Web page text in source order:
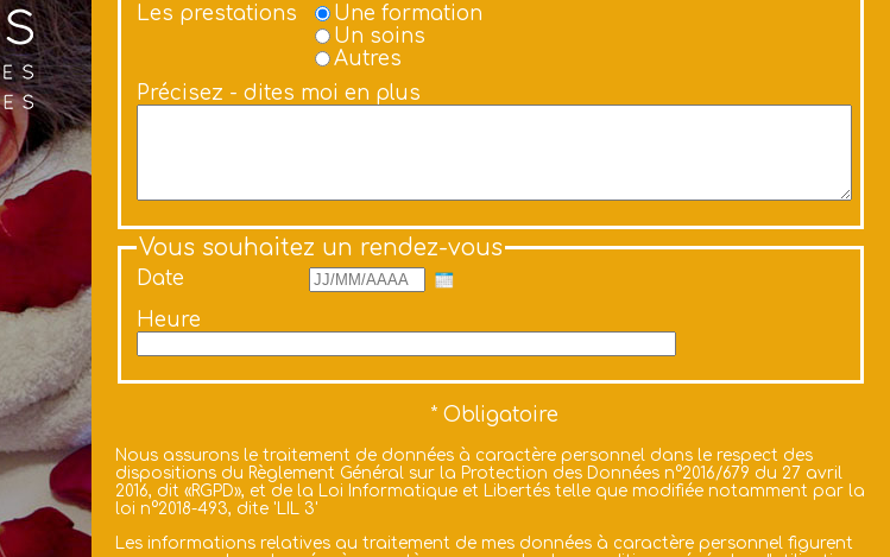
Les prestations
Une formation
Un soins
Autres
Précisez - dites moi en plus
Vous souhaitez un rendez-vous
Date
Heure
Nous assurons le traitement de données à caractère personnel dans le respect des
dispositions du Règlement Général sur la Protection des Données n°2016/679 du 27 avril
2016, dit «RGPD», et de la Loi Informatique et Libertés telle que modifiée notamment par la
loi n°2018-493, dite 'LIL 3'
Les informations relatives au traitement de mes données à caractère personnel figurent